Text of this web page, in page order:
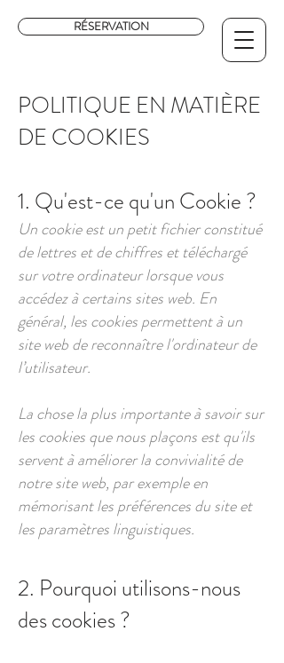
RÉSERVATION
POLITIQUE EN MATIÈRE
DE COOKIES
1. Qu'est-ce qu'un Cookie ?
Un cookie est un petit fichier constitué
de lettres et de chiffres et téléchargé
sur votre ordinateur lorsque vous
accédez à certains sites web. En
général, les cookies permettent à un
site web de reconnaître l'ordinateur de
l’utilisateur.
La chose la plus importante à savoir sur
les cookies que nous plaçons est qu'ils
servent à améliorer la convivialité de
notre site web, par exemple en
mémorisant les préférences du site et
les paramètres linguistiques.
2. Pourquoi utilisons-nous
des cookies ?